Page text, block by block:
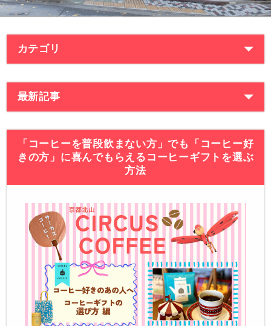
カテゴリ
最新記事
「コーヒーを普段飲まない方」でも「コーヒー好
きの方」に喜んでもらえるコーヒーギフトを選ぶ
方法